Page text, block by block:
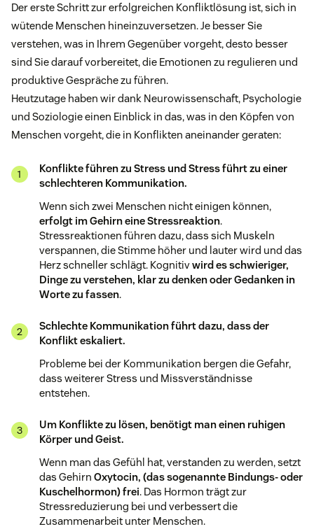
Der erste Schritt zur erfolgreichen Konfliktlösung ist, sich in
wütende Menschen hineinzuversetzen. Je besser Sie
verstehen, was in Ihrem Gegenüber vorgeht, desto besser
sind Sie darauf vorbereitet, die Emotionen zu regulieren und
produktive Gespräche zu führen.
Heutzutage haben wir dank Neurowissenschaft, Psychologie
und Soziologie einen Einblick in das, was in den Köpfen von
Menschen vorgeht, die in Konflikten aneinander geraten:
Konflikte führen zu Stress und Stress führt zu einer
schlechteren Kommunikation.
Wenn sich zwei Menschen nicht einigen können,
erfolgt im Gehirn eine Stressreaktion.
Stressreaktionen führen dazu, dass sich Muskeln
verspannen, die Stimme höher und lauter wird und das
Herz schneller schlägt. Kognitivwird es schwieriger,
Dinge zu verstehen, klar zu denken oder Gedanken in
Worte zu fassen.
Schlechte Kommunikation führt dazu, dass der
Konflikt eskaliert.
Probleme bei der Kommunikation bergen die Gefahr,
dass weiterer Stress und Missverständnisse
entstehen.
Um Konflikte zu lösen, benötigt man einen ruhigen
Körper und Geist.
Wenn man das Gefühl hat, verstanden zu werden, setzt
das Gehirn Oxytocin, (das sogenannte Bindungs- oder
Kuschelhormon) frei. Das Hormon trägt zur
Stressreduzierung bei und verbessert die
Zusammenarbeit unter Menschen.